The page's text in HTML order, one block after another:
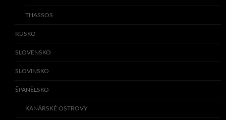
THASSOS
RUSKO
SLOVENSKO
SLOVINSKO
ŠPANĚLSKO
KANÁRSKÉ OSTROVY